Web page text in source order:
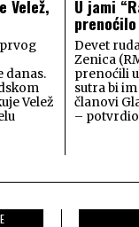
Velež,
danas.
Velež
U jami
Devet
Zenica
prenoćili u
sutra bi
članovi
–